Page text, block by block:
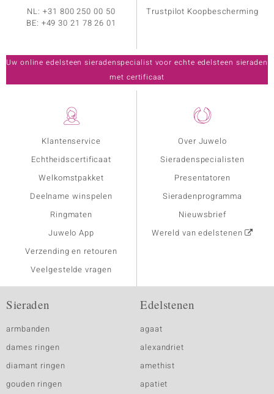
Klantenservice
Echtheidscertificaat
Welkomstpakket
Deelname winspelen
Ringmaten
Juwelo App
Verzending en retouren
Veelgestelde vragen
Over Juwelo
Sieradenspecialisten
Presentatoren
Sieradenprogramma
Nieuwsbrief
Wereld van edelstenen
NL:+31 800 250 00 50
BE: +49 30 21 78 26 01
Trustpilot Koopbescherming
Uw online edelsteen sieradenspecialist voor echte edelsteen sieraden
met certificaat
Sieraden
armbanden
dames ringen
diamant ringen
gouden ringen
Edelstenen
agaat
alexandriet
amethist
apatiet